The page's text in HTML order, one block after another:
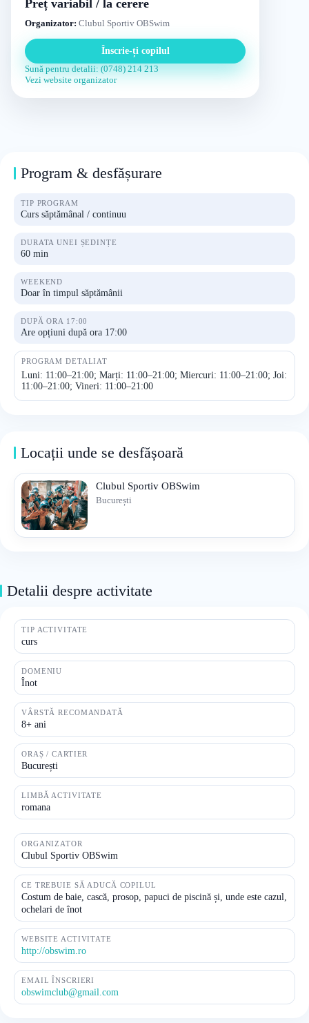
Preț variabil / la cerere
Organizator: Clubul Sportiv OBSwim
Înscrie-ți copilul
Sună pentru detalii: (0748) 214 213
Vezi website organizator
Program & desfășurare
TIP PROGRAM
Curs săptămânal / continuu
DURATA UNEI ȘEDINȚE
60 min
WEEKEND
Doar în timpul săptămânii
DUPĂ ORA 17:00
Are opțiuni după ora 17:00
PROGRAM DETALIAT
Luni: 11:00–21:00; Marți: 11:00–21:00; Miercuri: 11:00–21:00; Joi:
11:00–21:00; Vineri: 11:00–21:00
Locații unde se desfășoară
Clubul Sportiv OBSwim
București
Detalii despre activitate
TIP ACTIVITATE
curs
DOMENIU
Înot
VÂRSTĂ RECOMANDATĂ
8+ ani
ORAȘ / CARTIER
București
LIMBĂ ACTIVITATE
romana
ORGANIZATOR
Clubul Sportiv OBSwim
CE TREBUIE SĂ ADUCĂ COPILUL
Costum de baie, cască, prosop, papuci de piscină și, unde este cazul,
ochelari de înot
WEBSITE ACTIVITATE
http://obswim.ro
EMAIL ÎNSCRIERI
obswimclub@gmail.com